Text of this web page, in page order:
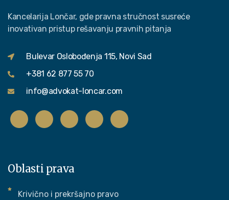
Kancelarija Lončar, gde pravna stručnost susreće
inovativan pristup rešavanju pravnih pitanja
Bulevar Oslobođenja 115, Novi Sad
+381 62 877 55 70
info@advokat-loncar.com
Oblasti prava
Krivično i prekršajno pravo